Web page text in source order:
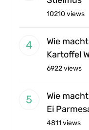
10210 views
Wie
Kartoffel
6922 views
Wie
Ei
4811 views